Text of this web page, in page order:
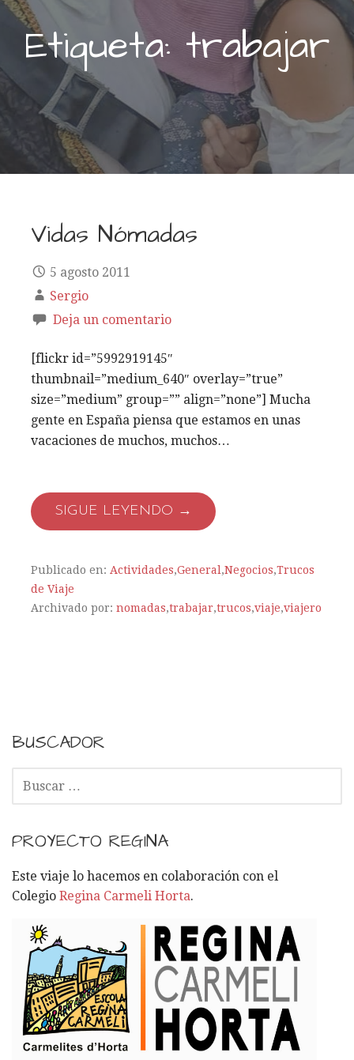
Etiqueta: trabajar
Vidas Nómadas
5 agosto 2011
Sergio
Deja un comentario
[flickr id=”5992919145″
thumbnail=”medium_640″ overlay=”true”
size=”medium” group=”” align=”none”] Mucha
gente en España piensa que estamos en unas
vacaciones de muchos, muchos…
SIGUE LEYENDO →
Publicado en: Actividades,General ,Negocios,Trucos
de Viaje
Archivado por: nomadas,trabajar,trucos,viaje,viajero
BUSCADOR
C
R
:
PROYECTO REGINA
Este viaje lo hacemos en colaboración con el
Colegio Regina Carmeli Horta.